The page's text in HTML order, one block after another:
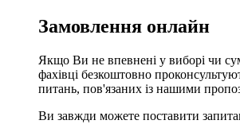
Замовлення онлайн
Якщо Ви не впевнені у виборі чи
фахівці безкоштовно
питань, пов'язаних із нашими
Ви завжди можете поставити